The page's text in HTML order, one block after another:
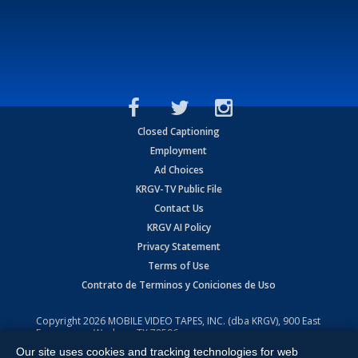
Closed Captioning
Employment
Ad Choices
KRGV-TV Public File
Contact Us
KRGV AI Policy
Privacy Statement
Terms of Use
Contrato de Terminos y Coniciones de Uso
Copyright2026 MOBILE VIDEO TAPES, INC. (dba KRGV), 900 East
Expressway, Weslaco, TX 78596.
All Rights Reserved. Powered by:Ruby Shore Software
Our site uses cookies and tracking technologies for web